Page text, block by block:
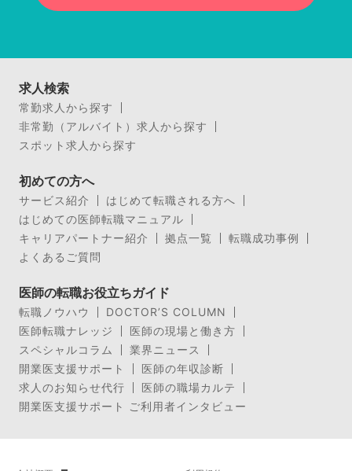
求人検索
常勤求人から探す
非常勤（アルバイト）求人から探す
スポット求人から探す
初めての方へ
サービス紹介
はじめて転職される方へ
はじめての医師転職マニュアル
キャリアパートナー紹介
拠点一覧
転職成功事例
よくあるご質問
医師の転職お役立ちガイド
転職ノウハウ
DOCTOR’S COLUMN
医師転職ナレッジ
医師の現場と働き方
スペシャルコラム
業界ニュース
開業医支援サポート
医師の年収診断
求人のお知らせ代行
医師の職場カルテ
開業医支援サポート ご利用者インタビュー